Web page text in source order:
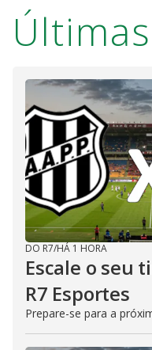
Últimas
DO R7/HÁ 1 HORA
Escale o seu
R7 Esportes
Prepare-se para a